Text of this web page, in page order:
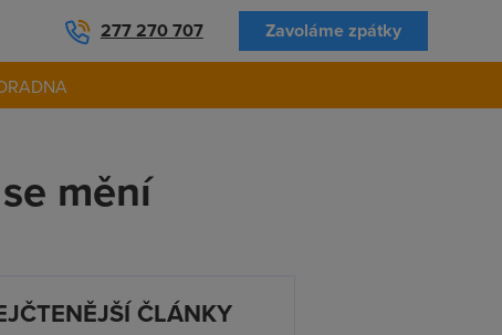
277 270 707 Zavoláme zpátky
mění
ČLÁNKY